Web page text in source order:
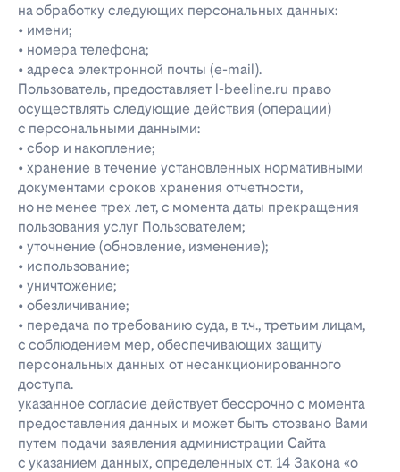
на обработку следующих персональных данных:
• имени;
• номера телефона;
• адреса электронной почты (e-mail).
Пользователь, предоставляет l-beeline.ru право
осуществлять следующие действия (операции)
с персональными данными:
• сбор и накопление;
• хранение в течение установленных нормативными
документами сроков хранения отчетности,
но не менее трех лет, с момента даты прекращения
пользования услуг Пользователем;
• уточнение (обновление, изменение);
• использование;
• уничтожение;
• обезличивание;
• передача по требованию суда, в т.ч., третьим лицам,
с соблюдением мер, обеспечивающих защиту
персональных данных от несанкционированного
доступа.
указанное согласие действует бессрочно с момента
предоставления данных и может быть отозвано Вами
путем подачи заявления администрации Сайта
с указанием данных, определенных ст. 14 Закона «о